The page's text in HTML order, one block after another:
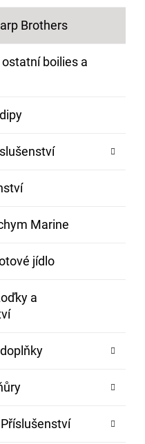
Brothers
boilies a
Marine
jídlo
a
25LB